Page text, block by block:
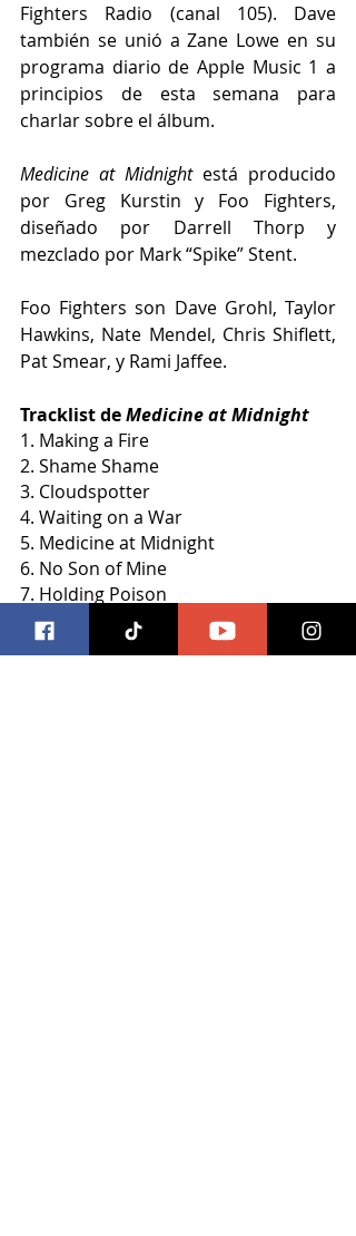
Fighters Radio (canal 105). Dave
también se unió a Zane Lowe en su
programa diario de Apple Music 1 a
principios de esta semana para
charlar sobre el álbum.
Medicine at Midnight está producido
por Greg Kurstin y Foo Fighters,
diseñado por Darrell Thorp y
mezclado por Mark “Spike” Stent.
Foo Fighters son Dave Grohl, Taylor
Hawkins, Nate Mendel, Chris Shiflett,
Pat Smear, y Rami Jaffee.
Tracklist de Medicine at Midnight
1. Making a Fire
2. Shame Shame
3. Cloudspotter
4. Waiting on a War
5. Medicine at Midnight
6. No Son of Mine
7. Holding Poison
8. Chasing Birds
9. Love Dies Young